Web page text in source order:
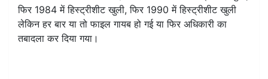
फिर 1984 में हिस्ट्रीशीट खुली, फिर 1990 में हिस्ट्रीशीट खुली
लेकिन हर बार या तो फाइल गायब हो गई या फिर अधिकारी का
तबादला कर दिया गया।